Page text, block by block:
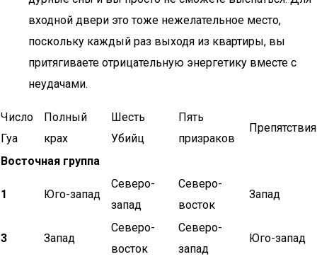
входной двери это тоже нежелательное место,
поскольку каждый раз выходя из квартиры, вы
притягиваете отрицательную энергетику вместе с
неудачами.
Число
Гуа
Полный
крах
Шесть
Убийц
Пять
призраков
Препятствия
Восточная группа
1 Юго-запад
Северо-
запад
Северо-
восток
Запад
3 Запад
Северо-
восток
Северо-
запад
Юго-запад